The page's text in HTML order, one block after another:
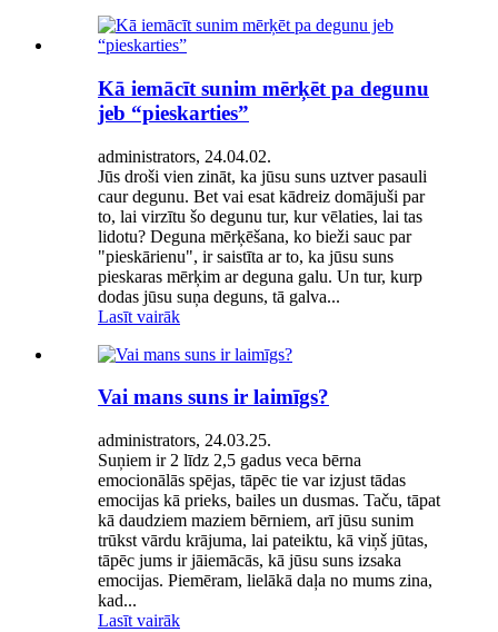
Kā iemācīt sunim mērķēt pa degunu
jeb “pieskarties”
administrators, 24.04.02.
Jūs droši vien zināt, ka jūsu suns uztver pasauli
caur degunu. Bet vai esat kādreiz domājuši par
to, lai virzītu šo degunu tur, kur vēlaties, lai tas
lidotu? Deguna mērķēšana, ko bieži sauc par
"pieskārienu", ir saistīta ar to, ka jūsu suns
pieskaras mērķim ar deguna galu. Un tur, kurp
dodas jūsu suņa deguns, tā galva...
Lasīt vairāk
Vai mans suns ir laimīgs?
administrators, 24.03.25.
Suņiem ir 2 līdz 2,5 gadus veca bērna
emocionālās spējas, tāpēc tie var izjust tādas
emocijas kā prieks, bailes un dusmas. Taču, tāpat
kā daudziem maziem bērniem, arī jūsu sunim
trūkst vārdu krājuma, lai pateiktu, kā viņš jūtas,
tāpēc jums ir jāiemācās, kā jūsu suns izsaka
emocijas. Piemēram, lielākā daļa no mums zina,
kad...
Lasīt vairāk